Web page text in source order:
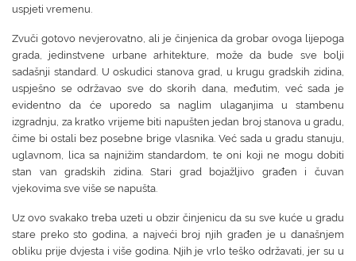
uspjeti vremenu.
Zvuči gotovo nevjerovatno, ali je činjenica da grobar ovoga lijepoga
grada, jedinstvene urbane arhitekture, može da bude sve bolji
sadašnji standard. U oskudici stanova grad, u krugu gradskih zidina,
uspješno se održavao sve do skorih dana, međutim, već sada je
evidentno da će uporedo sa naglim ulaganjima u stambenu
izgradnju, za kratko vrijeme biti napušten jedan broj stanova u gradu,
čime bi ostali bez posebne brige vlasnika. Već sada u gradu stanuju,
uglavnom, lica sa najnižim standardom, te oni koji ne mogu dobiti
stan van gradskih zidina. Stari grad bojažljivo građen i čuvan
vjekovima sve više se napušta.
Uz ovo svakako treba uzeti u obzir činjenicu da su sve kuće u gradu
stare preko sto godina, a najveći broj njih građen je u današnjem
obliku prije dvjesta i više godina. Njih je vrlo teško održavati, jer su u